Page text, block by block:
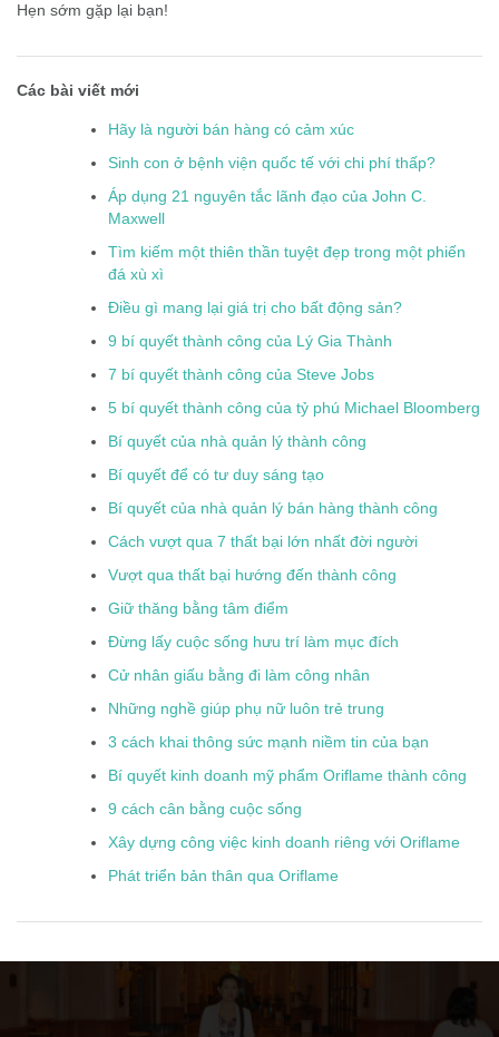
Hẹn sớm gặp lại bạn!
Các bài viết mới
Hãy là người bán hàng có cảm xúc
Sinh con ở bệnh viện quốc tế với chi phí thấp?
Áp dụng 21 nguyên tắc lãnh đạo của John C.
Maxwell
Tìm kiếm một thiên thần tuyệt đẹp trong một phiến
đá xù xì
Điều gì mang lại giá trị cho bất động sản?
9 bí quyết thành công của Lý Gia Thành
7 bí quyết thành công của Steve Jobs
5 bí quyết thành công của tỷ phú Michael Bloomberg
Bí quyết của nhà quản lý thành công
Bí quyết để có tư duy sáng tạo
Bí quyết của nhà quản lý bán hàng thành công
Cách vượt qua 7 thất bại lớn nhất đời người
Vượt qua thất bại hướng đến thành công
Giữ thăng bằng tâm điểm
Đừng lấy cuộc sống hưu trí làm mục đích
Cử nhân giấu bằng đi làm công nhân
Những nghề giúp phụ nữ luôn trẻ trung
3 cách khai thông sức mạnh niềm tin của bạn
Bí quyết kinh doanh mỹ phẩm Oriflame thành công
9 cách cân bằng cuộc sống
Xây dựng công việc kinh doanh riêng với Oriflame
Phát triển bản thân qua Oriflame